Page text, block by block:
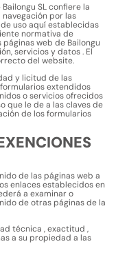
SL confiere la
por las
uso aquí establecidas
normativa de
web de Bailongu
servicios y datos . El
del website.
y licitud de las
extendidos
o servicios ofrecidos
que le de a las claves de
de los formularios
de las páginas web a
enlaces establecidos en
a examinar o
de otras páginas de la
técnica , exactitud ,
a su propiedad a las